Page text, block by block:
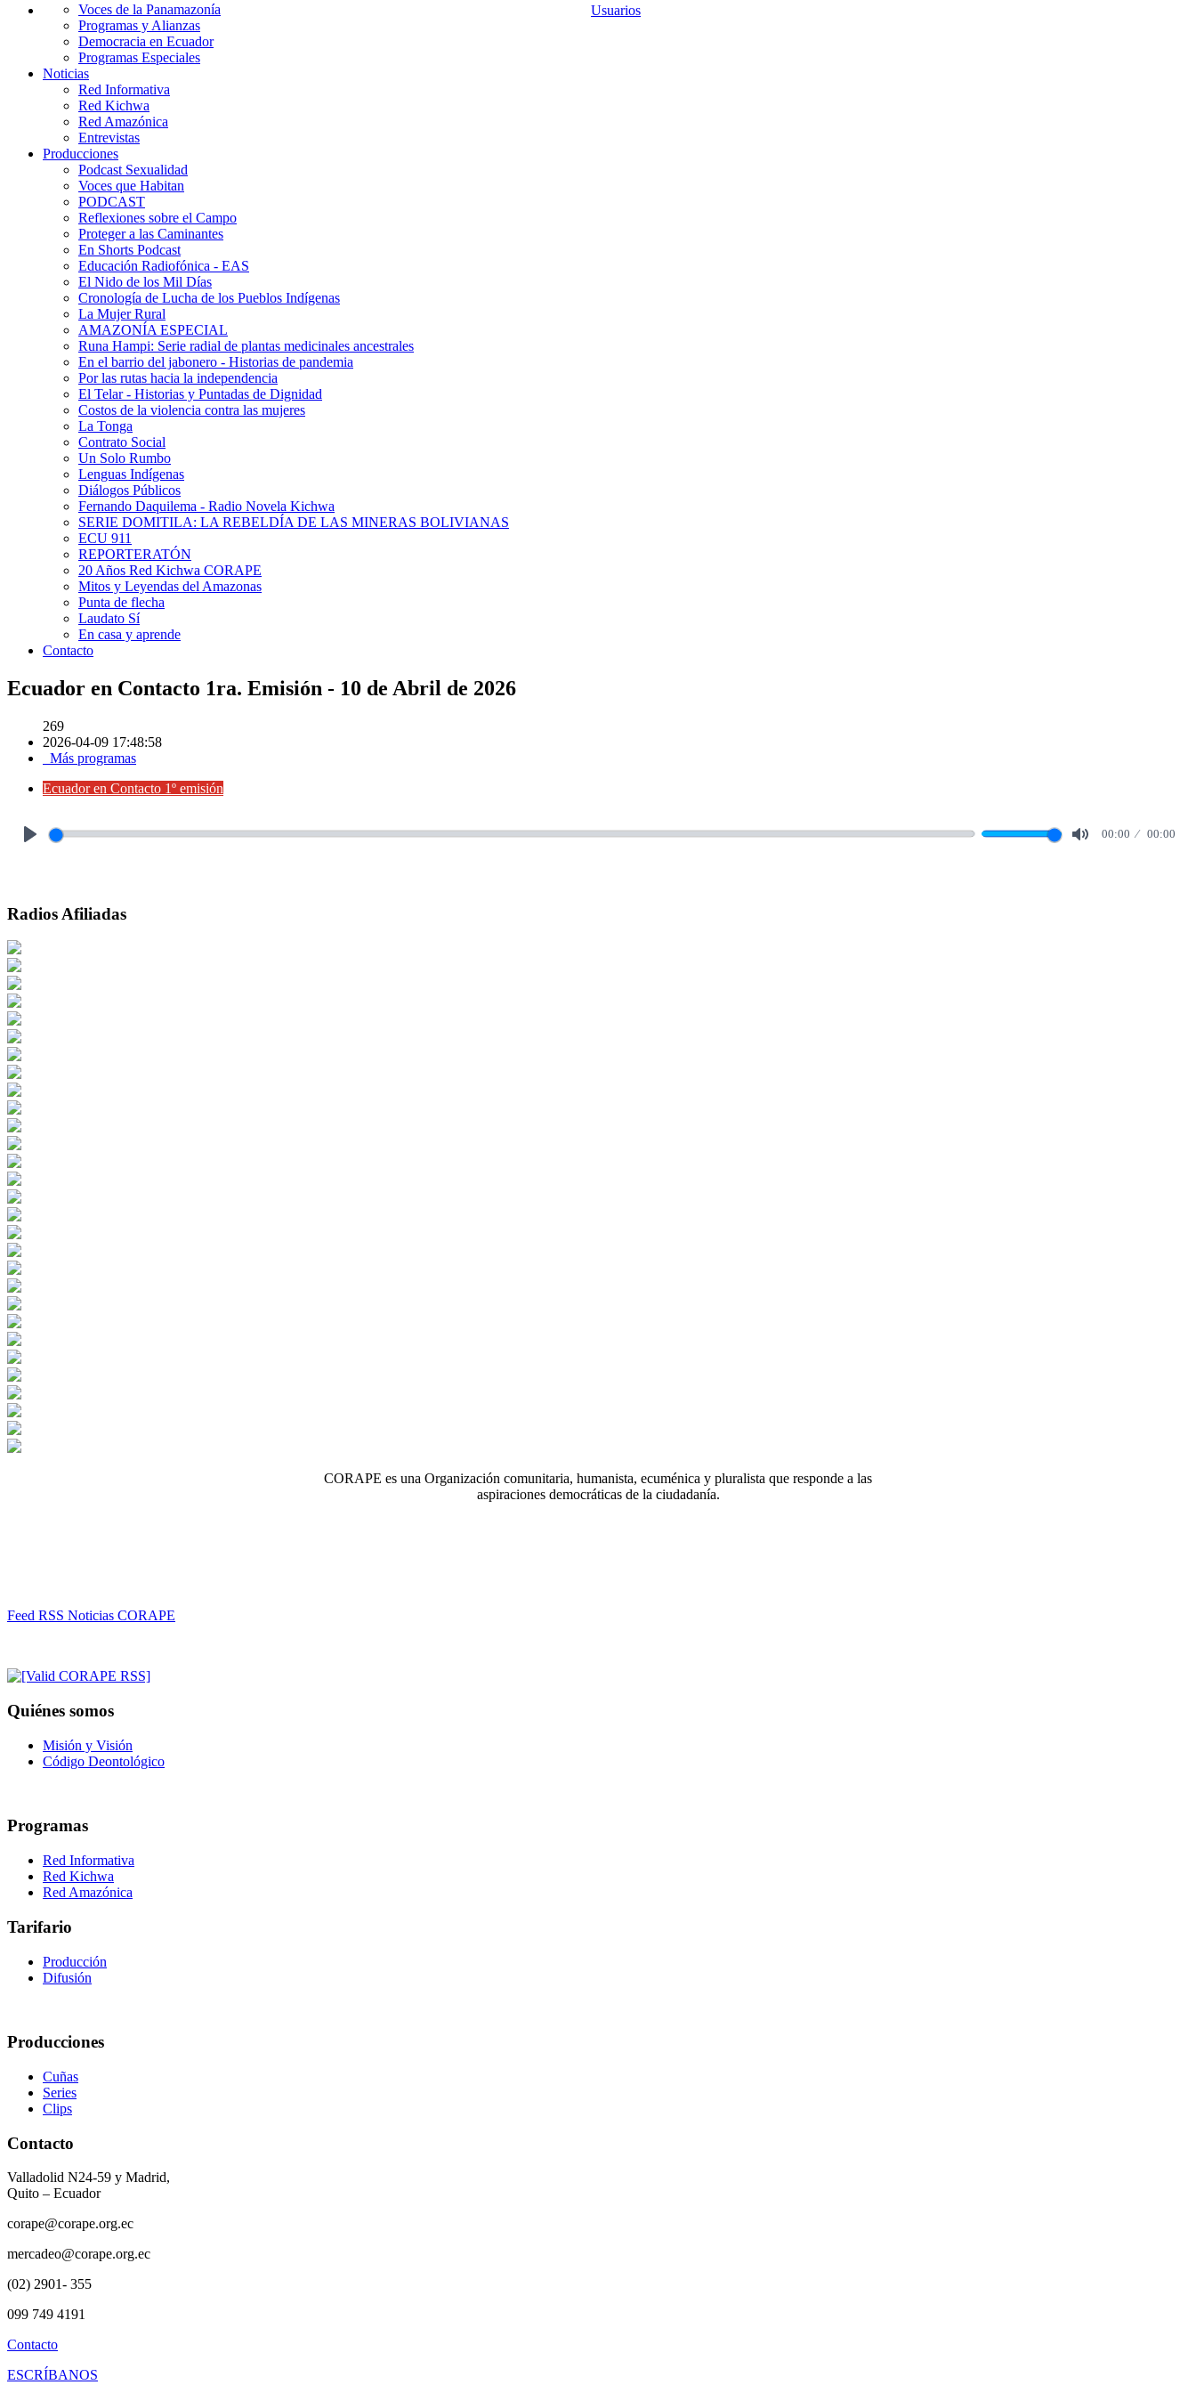
Usuarios
Voces de la Panamazonía
Programas y Alianzas
Democracia en Ecuador
Programas Especiales
Noticias
Red Informativa
Red Kichwa
Red Amazónica
Entrevistas
Producciones
Podcast Sexualidad
Voces que Habitan
PODCAST
Reflexiones sobre el Campo
Proteger a las Caminantes
En Shorts Podcast
Educación Radiofónica - EAS
El Nido de los Mil Días
Cronología de Lucha de los Pueblos Indígenas
La Mujer Rural
AMAZONÍA ESPECIAL
Runa Hampi: Serie radial de plantas medicinales ancestrales
En el barrio del jabonero - Historias de pandemia
Por las rutas hacia la independencia
El Telar - Historias y Puntadas de Dignidad
Costos de la violencia contra las mujeres
La Tonga
Contrato Social
Un Solo Rumbo
Lenguas Indígenas
Diálogos Públicos
Fernando Daquilema - Radio Novela Kichwa
SERIE DOMITILA: LA REBELDÍA DE LAS MINERAS BOLIVIANAS
ECU 911
REPORTERATÓN
20 Años Red Kichwa CORAPE
Mitos y Leyendas del Amazonas
Punta de flecha
Laudato Sí
En casa y aprende
Contacto
Ecuador en Contacto 1ra. Emisión - 10 de Abril de 2026
269
2026-04-09 17:48:58
Más programas
Ecuador en Contacto 1º emisión
00:00 00:00
Radios Afiliadas
CORAPE es una Organización comunitaria, humanista, ecuménica y pluralista que responde a las
aspiraciones democráticas de la ciudadanía.
Feed RSS Noticias CORAPE
Quiénes somos
Misión y Visión
Código Deontológico
Programas
Red Informativa
Red Kichwa
Red Amazónica
Tarifario
Producción
Difusión
Producciones
Cuñas
Series
Clips
Contacto
Valladolid N24-59 y Madrid,
Quito – Ecuador
corape@corape.org.ec
mercadeo@corape.org.ec
(02) 2901- 355
099 749 4191
Contacto
ESCRÍBANOS